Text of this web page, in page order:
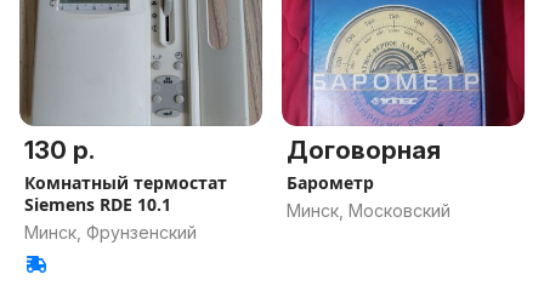
130 р.
Комнатный термостат
Siemens RDE 10.1
Минск, Фрунзенский
Договорная
Барометр
Минск, Московский